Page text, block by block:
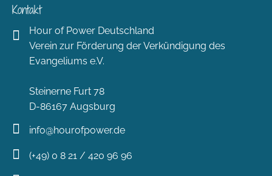
Kontakt
Hour of Power Deutschland
Verein zur Förderung der Verkündigung des
Evangeliums e.V.
Steinerne Furt 78
D-86167 Augsburg
info@hourofpower.de
(+49) 0 8 21 / 420 96 96